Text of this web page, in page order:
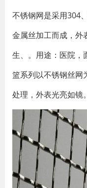
不锈钢网是采用304
金属丝加工而成，外
生、。用途：医院，
篮系列以不锈钢丝网
处理，外表光亮如镜。